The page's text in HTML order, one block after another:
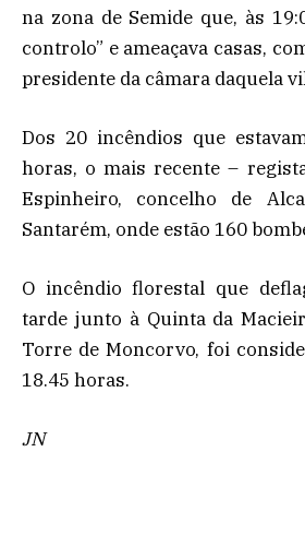
na zona de Semide que, às
controlo” e ameaçava casas,
presidente da câmara daquela
Dos 20 incêndios que
horas, o mais recente –
Espinheiro, concelho de
Santarém, onde estão 160
O incêndio florestal que
tarde junto à Quinta da
Torre de Moncorvo, foi
18.45 horas.
JN